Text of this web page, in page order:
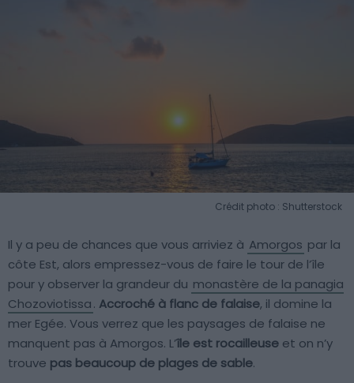
Crédit photo : Shutterstock
Il y a peu de chances que vous arriviez à Amorgos par la
côte Est, alors empressez-vous de faire le tour de l’île
pour y observer la grandeur du monastère de la panagia
Chozoviotissa. Accroché à flanc de falaise, il domine la
mer Egée. Vous verrez que les paysages de falaise ne
manquent pas à Amorgos. L’île est rocailleuse et on n’y
trouve pas beaucoup de plages de sable.